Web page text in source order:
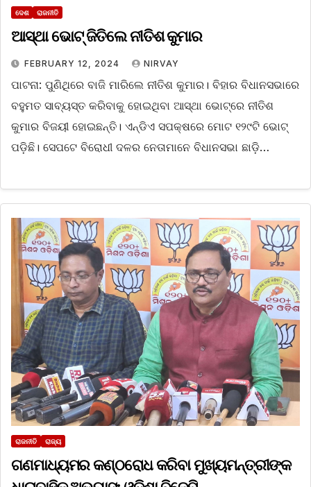
ଦେଶ ରାଜନୀତି
ଆସ୍ଥା ଭୋଟ୍ ଜିତିଲେ ନୀତିଶ କୁମାର
FEBRUARY 12, 2024 NIRVAY
ପାଟନା: ପୁଣିଥିରେ ବାଜି ମାରିଲେ ନୀତିଶ କୁମାର। ବିହାର ବିଧାନସଭାରେ
ବହୁମତ ସାବ୍ୟସ୍ତ କରିବାକୁ ହୋଇଥିବା ଆସ୍ଥା ଭୋଟ୍‌ରେ ନୀତିଶ
କୁମାର ବିଜୟୀ ହୋଇଛନ୍ତି। ଏନ୍‌ଡିଏ ସପକ୍ଷରେ ମୋଟ ୧୨୯ଟି ଭୋଟ୍
ପଡ଼ିଛି। ସେପଟେ ବିରୋଧୀ ଦଳର ନେତାମାନେ ବିଧାନସଭା ଛାଡ଼ି…
ରାଜନୀତି ରାଜ୍ୟ
ଗଣମାଧ୍ୟମର କଣ୍ଠରୋଧ କରିବା ମୁଖ୍ୟମନ୍ତ୍ରୀଙ୍କ